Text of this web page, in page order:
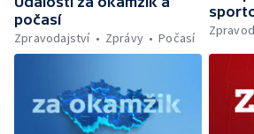
počasí
Zpravodajství
Zprávy Počasí